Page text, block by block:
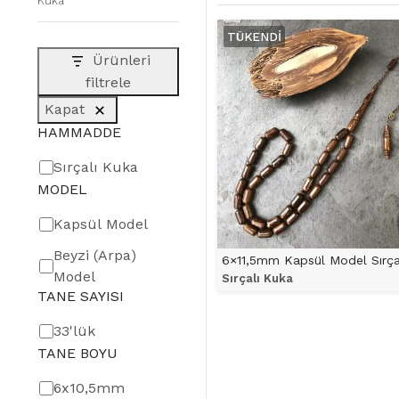
Ürünleri
filtrele
Kapat
HAMMADDE
HAMMADDE
Sırçalı Kuka
MODEL
MODEL
Kapsül Model
Beyzi (Arpa)
Model
TANE SAYISI
TANE
SAYISI
33'lük
TANE BOYU
TANE
6x10,5mm
TÜKENDI
Sırçalı Kuka